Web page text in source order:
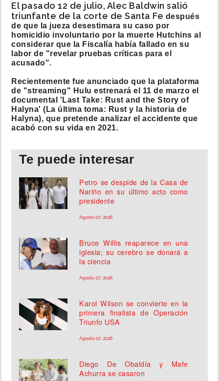
El pasado 12 de julio, Alec Baldwin salió
triunfante de la corte de Santa Fe después
de que la jueza desestimara su caso por
homicidio involuntario por la muerte Hutchins al
considerar que la Fiscalía había fallado en su
labor de "revelar pruebas críticas para el
acusado".
Recientemente fue anunciado que la plataforma
de "streaming" Hulu estrenará el 11 de marzo el
documental 'Last Take: Rust and the Story of
Halyna' (La última toma: Rust y la historia de
Halyna), que pretende analizar el accidente que
acabó con su vida en 2021.
Te puede interesar
Petro se despide de la Casa de
Nariño en su último acto como
presidente
Agosto 07, 2026
Bruce Willis reaparece en una
iglesia; su cerebro se donará a
la ciencia
Agosto 07, 2026
Karol Wilson se convierte en la
primera finalista de Operación
Triunfo USA
Agosto 07, 2026
Diego De Obaldía y Mafe
Achurra se casaron